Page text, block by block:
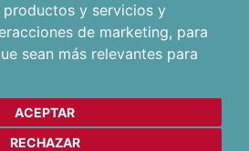
productos y servicios y
de marketing, para
sean más relevantes para
ACEPTAR
RECHAZAR